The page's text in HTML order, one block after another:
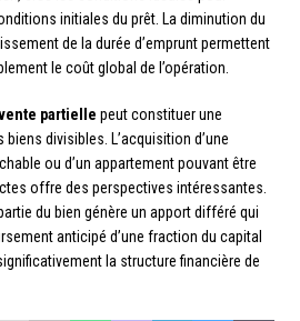
initiales du prêt. La diminution du
de la durée d’emprunt permettent
le coût global de l’opération.
partielle peut constituer une
divisibles. L’acquisition d’une
ou d’un appartement pouvant être
offre des perspectives intéressantes.
du bien génère un apport différé qui
anticipé d’une fraction du capital
la structure financière de